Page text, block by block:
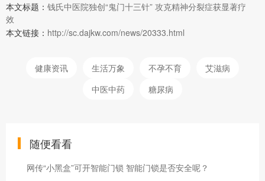
本文标题： 钱氏中医院独创“鬼门十三针” 攻克精神分裂症获显著疗
效
本文链接： http://sc.dajkw.com/news/20333.html
健康资讯 生活万象 不孕不育
艾滋病
中医中药
糖尿病
随便看看
网传“小黑盒”可开智能门锁 智能门锁是否安全呢？